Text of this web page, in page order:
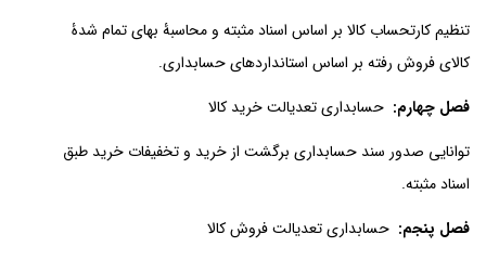
تنظیم کارتحساب کالا بر اساس اسناد مثبته و محاسبۀ بهای تمام شدۀ
کالای فروش رفته بر اساس استانداردهای حسابداری.
فصل چهارم: حسابداری تعدیالت خرید کالا
توانایی صدور سند حسابداری برگشت از خرید و تخفیفات خرید طبق
اسناد مثبته.
فصل پنجم: حسابداری تعدیالت فروش کالا